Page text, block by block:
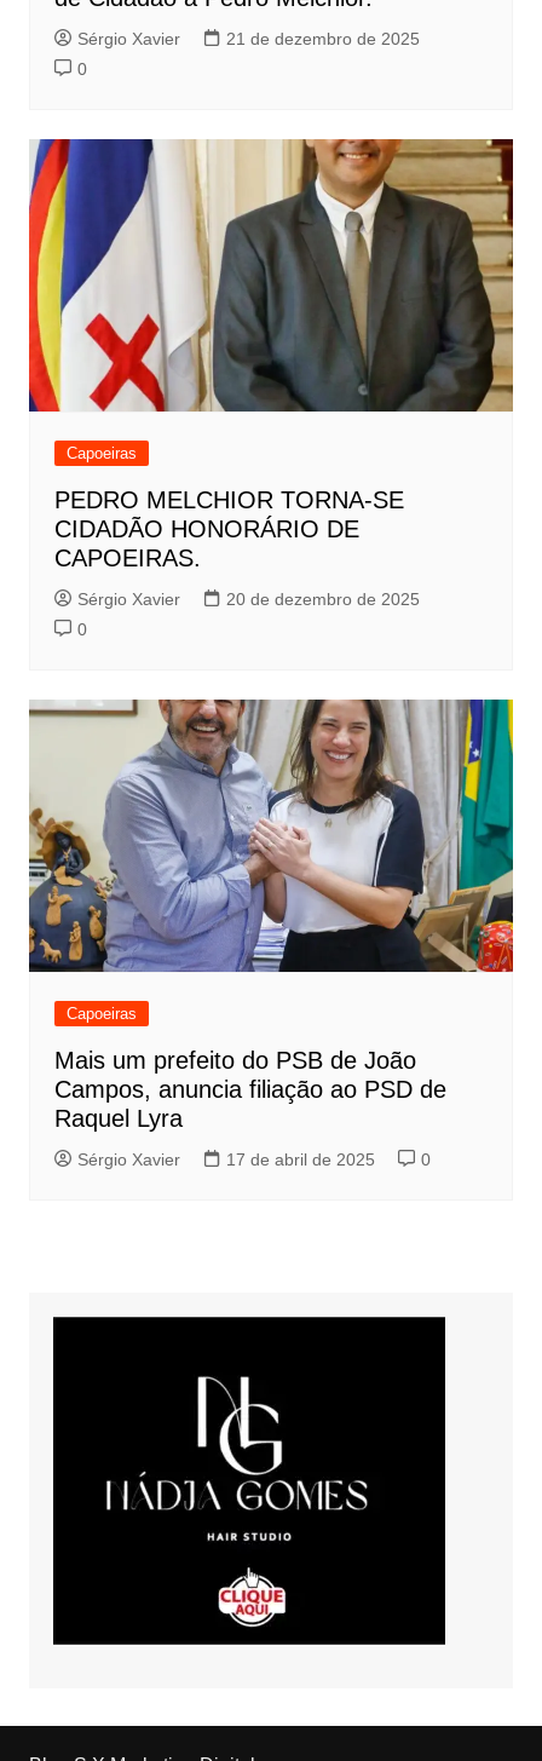
Sérgio Xavier
21 de dezembro de 2025
0
Capoeiras
PEDRO MELCHIOR TORNA-SE
CIDADÃO HONORÁRIO DE
CAPOEIRAS.
Sérgio Xavier
20 de dezembro de 2025
0
Capoeiras
Mais um prefeito do PSB de João
Campos, anuncia filiação ao PSD de
Raquel Lyra
Sérgio Xavier 17 de abril de 2025 0